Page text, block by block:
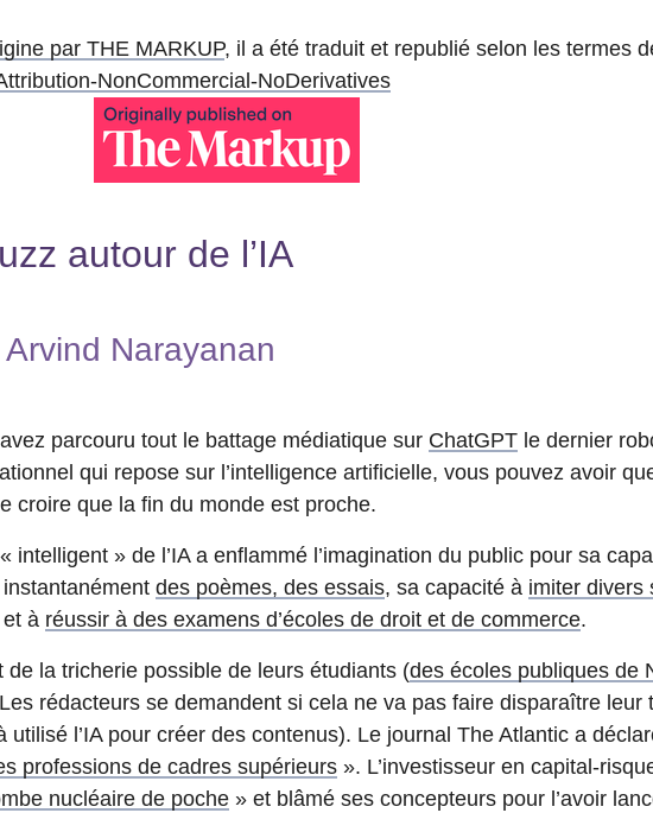
par THE MARKUP, il a été traduit et republié selon les termes
NonCommercial-NoDerivatives
autour de l’IA
Narayanan
parcouru tout le battage médiatique sur ChatGPTle dernier
qui repose sur l’intelligence artificielle, vous pouvez avoir
croire que la fin du monde est proche.
intelligent » de l’IA a enflammé l’imagination du public pour sa
des poèmes, des essais, sa capacité à imiter divers
à réussir à des examens d’écoles de droit et de commerce.
de la tricherie possible de leurs étudiants (des écoles publiques de
rédacteurs se demandent si cela ne va pas faire disparaître leur
utilisé l’IA pour créer des contenus). Le journal The Atlantic a
professions de cadres supérieurs». L’investisseur en capital-
nucléaire de poche» et blâmé ses concepteurs pour l’avoir